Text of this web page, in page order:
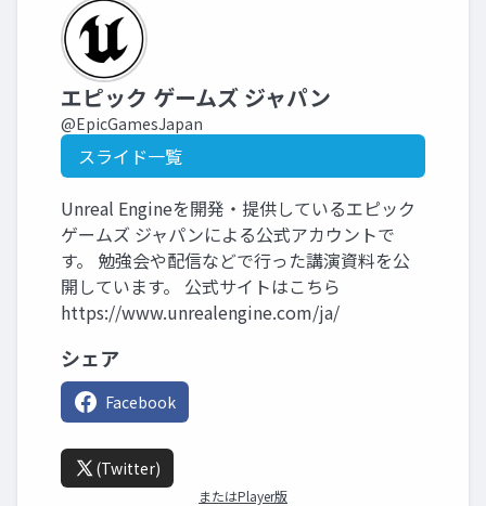
エピック ゲームズ ジャパン
@EpicGamesJapan
スライド一覧
Unreal Engineを開発・提供しているエピック
ゲームズ ジャパンによる公式アカウントで
す。 勉強会や配信などで行った講演資料を公
開しています。 公式サイトはこちら
https://www.unrealengine.com/ja/
シェア
Facebook
(Twitter)
またはPlayer版